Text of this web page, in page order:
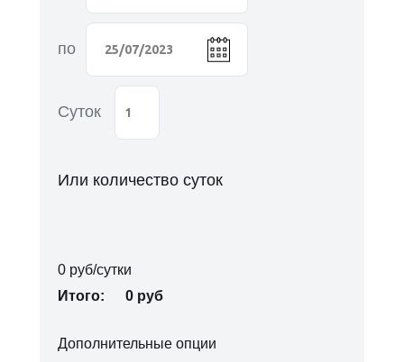
Или количество суток
по
Суток
0 руб/сутки
Итого:
0 руб
Дополнительные опции